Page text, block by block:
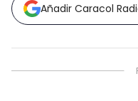
Añadir Caracol